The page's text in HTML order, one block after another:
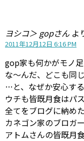
ヨシコ＞ gopさん よ
2011年12月12日 6:16 PM
gop家も何かがモノ
な〜んだ、どこも同
…と、なぜか安心す
ウチも皆既月食はパ
全てをブログに納めた
カネゴン家のブロガ
アトムさんの皆既月